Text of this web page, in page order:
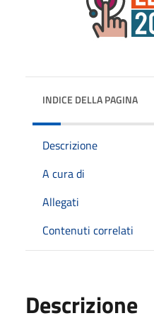
INDICE DELLA PAGINA
Descrizione
A cura di
Allegati
Contenuti correlati
Descrizione